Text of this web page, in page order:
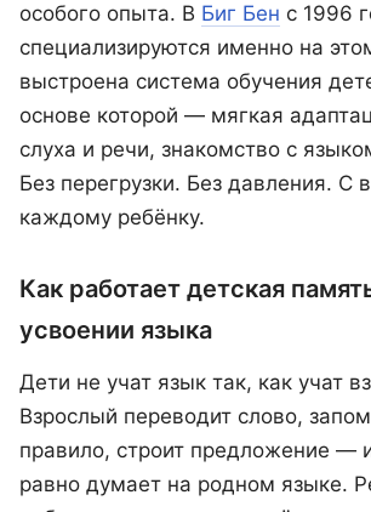
особого опыта. В Биг Бен с 1996
специализируются именно на
выстроена система обучения
основе которой — мягкая
слуха и речи, знакомство с
Без перегрузки. Без давления. С
каждому ребёнку.
Как работает детская
усвоении языка
Дети не учат язык так, как учат
Взрослый переводит слово,
правило, строит предложение —
равно думает на родном языке.